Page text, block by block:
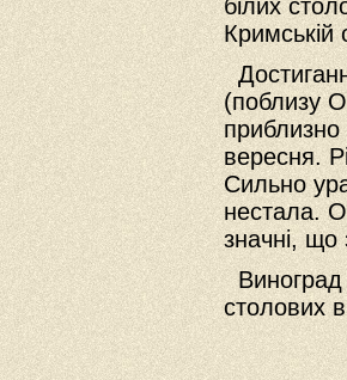
білих
Кримській
(поблизу
вересня.
Сильно
нестала.
значні,
Виноград
столових